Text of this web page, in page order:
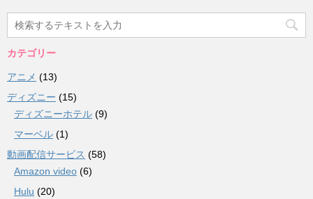
カテゴリー
アニメ (13)
ディズニー (15)
ディズニーホテル (9)
マーベル (1)
動画配信サービス (58)
Amazon video (6)
Hulu (20)